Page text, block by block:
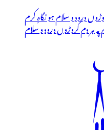
درود و سلام ہو نگاہِ کرم
ہر دم کروڑوں درود و سلام